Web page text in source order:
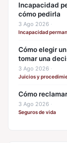
Incapacidad
cómo pedirla
3 Ago 2026 ·
Incapacidad
Cómo elegir
tomar una
3 Ago 2026 ·
Juicios y
Cómo
3 Ago 2026 ·
Seguros de vida